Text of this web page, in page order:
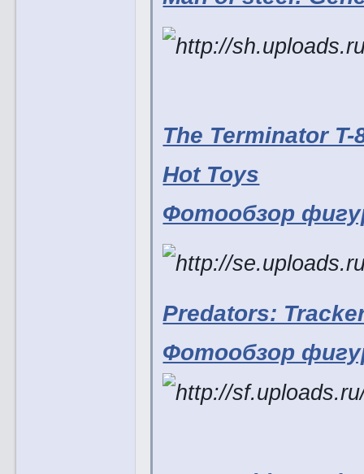
The Terminator
Hot Toys
Фотообзор
Predators:
Фотообзор